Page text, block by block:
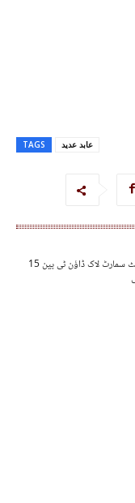
TAGS عابد عدید
بلوچستان ئٹ سمارٹ لاک ڈاﺅن ٹی پین 15